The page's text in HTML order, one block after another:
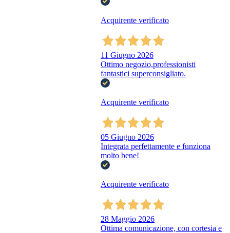
Acquirente verificato
11 Giugno 2026
Ottimo negozio,professionisti
fantastici superconsigliato.
Acquirente verificato
05 Giugno 2026
Integrata perfettamente e funziona
molto bene!
Acquirente verificato
28 Maggio 2026
Ottima comunicazione, con cortesia e